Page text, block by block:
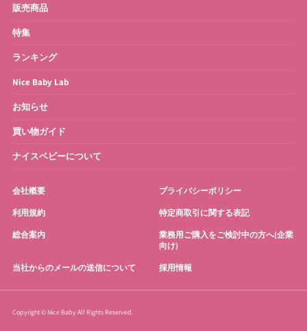
販売商品
特集
ランキング
Nice Baby Lab
お知らせ
買い物ガイド
ナイスベビーについて
会社概要 プライバシーポリシー
利用規約 特定商取引に関する表記
総合案内
業務用ご購入をご検討中の方へ(企業
向け)
当社からのメールの送信について 採用情報
Copyright © Nice Baby All Rights Reserved.